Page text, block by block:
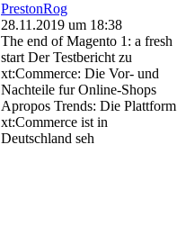
PrestonRog
28.11.2019 um 18:38
The end of Magento 1: a fresh
start Der Testbericht zu
xt:Commerce: Die Vor- und
Nachteile fur Online-Shops
Apropos Trends: Die Plattform
xt:Commerce ist in
Deutschland seh